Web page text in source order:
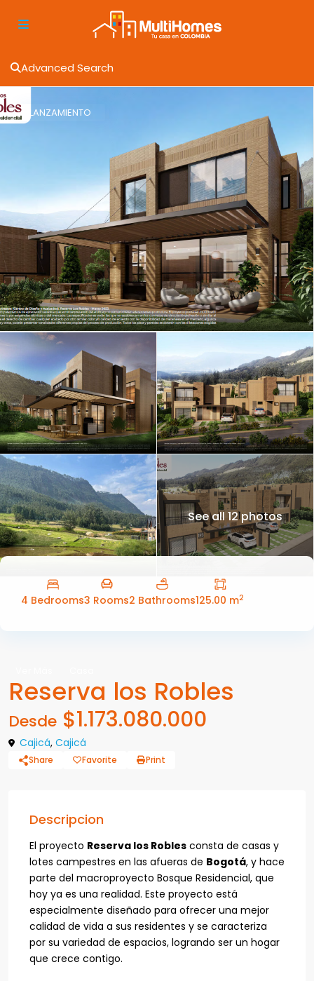
Advanced Search
LANZAMIENTO
See all 12 photos
4 Bedrooms3 Rooms2 Bathrooms125.00 m2
Reserva los Robles
Desde $1.173.080.000
Cajicá, Cajicá
Share Favorite Print
Descripcion
El proyecto Reserva los Robles consta de casas y
lotes campestres en las afueras de Bogotá, y hace
parte del macroproyecto Bosque Residencial, que
hoy ya es una realidad. Este proyecto está
especialmente diseñado para ofrecer una mejor
calidad de vida a sus residentes y se caracteriza
por su variedad de espacios, logrando ser un hogar
que crece contigo.